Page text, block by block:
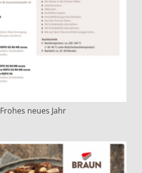
Frohes neues Jahr